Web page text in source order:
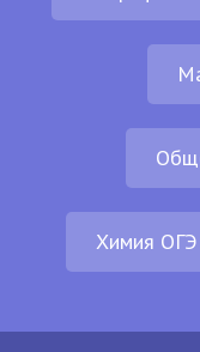
Химия ОГЭ